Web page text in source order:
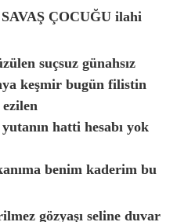
ÇOCUĞU ilahi
suçsuz günahsız
keşmir bugün filistin
hatti hesabı yok
benim kaderim bu
gözyaşı seline duvar